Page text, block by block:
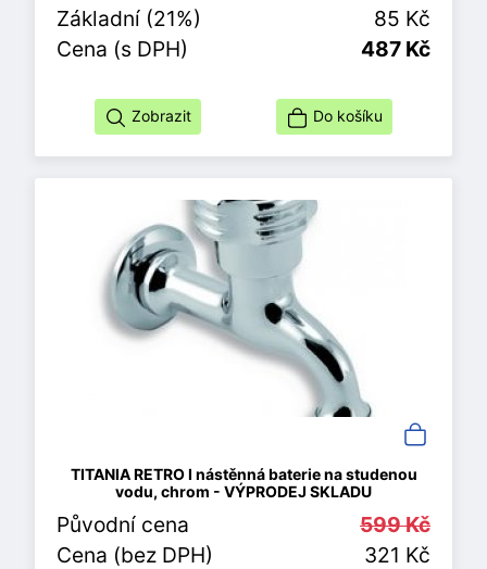
Základní (21%)
85 Kč
Cena (s DPH)
487 Kč
Zobrazit Do košíku
TITANIA RETRO I nástěnná baterie na studenou
vodu, chrom - VÝPRODEJ SKLADU
Původní cena
599 Kč
Cena (bez DPH)
321 Kč